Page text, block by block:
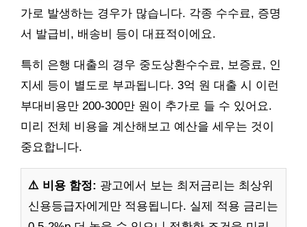
가로 발생하는 경우가 많습니다. 각종 수수료, 증명
서 발급비, 배송비 등이 대표적이에요.
특히 은행 대출의 경우 중도상환수수료, 보증료, 인
지세 등이 별도로 부과됩니다. 3억 원 대출 시 이런
부대비용만 200-300만 원이 추가로 들 수 있어요.
미리 전체 비용을 계산해보고 예산을 세우는 것이
중요합니다.
⚠️ 비용 함정: 광고에서 보는 최저금리는 최상위
신용등급자에게만 적용됩니다. 실제 적용 금리는